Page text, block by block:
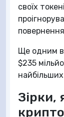
своїх
Ще одним
$235
найбільших
Зірки,